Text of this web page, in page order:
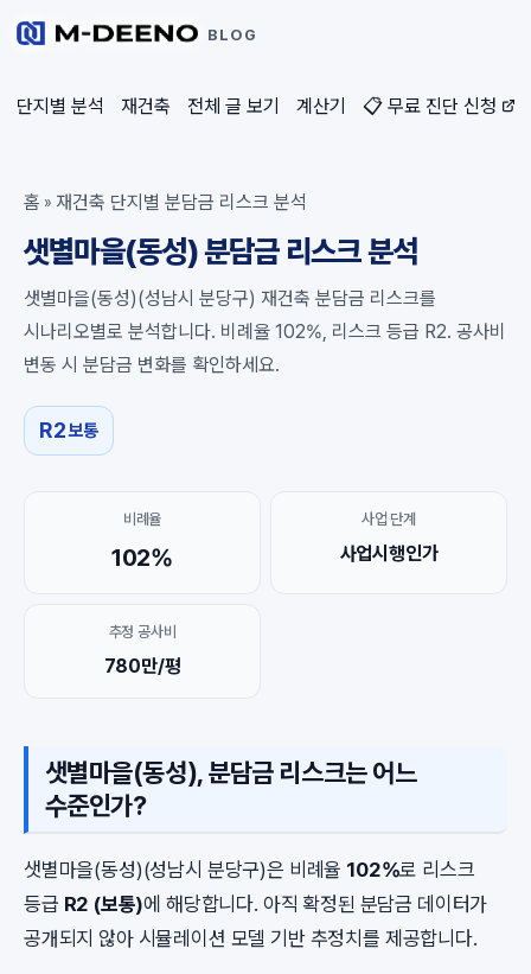
BLOG
단지별 분석 재건축 전체 글 보기 계산기 📋 무료 진단 신청
홈 » 재건축 단지별 분담금 리스크 분석
샛별마을(동성) 분담금 리스크 분석
샛별마을(동성)(성남시 분당구) 재건축 분담금 리스크를
시나리오별로 분석합니다. 비례율 102%, 리스크 등급 R2. 공사비
변동 시 분담금 변화를 확인하세요.
R2보통
비례율
102%
사업 단계
사업시행인가
추정 공사비
780만/평
샛별마을(동성), 분담금 리스크는 어느
수준인가?
샛별마을(동성)(성남시 분당구)은 비례율 102%로 리스크
등급 R2 (보통)에 해당합니다. 아직 확정된 분담금 데이터가
공개되지 않아 시뮬레이션 모델 기반 추정치를 제공합니다.